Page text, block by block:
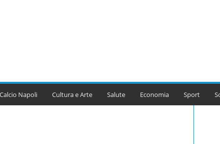
Calcio Napoli Cultura e Arte Salute Economia Sport